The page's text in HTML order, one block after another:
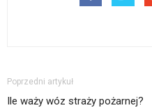
Poprzedni artykuł
Ile waży wóz straży pożarnej?